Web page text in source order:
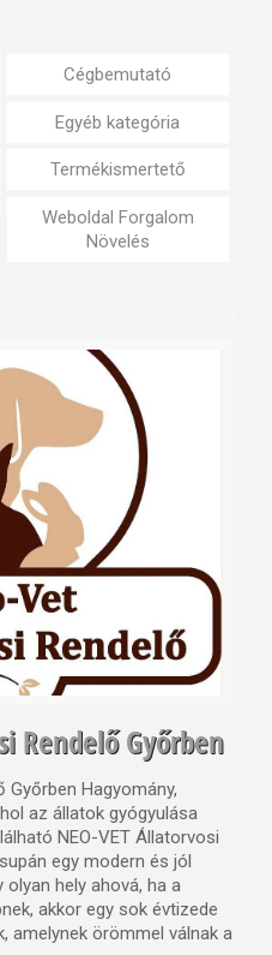
Cégbemutató
Egyéb kategória
Termékismertető
Weboldal Forgalom
Növelés
Rendelő Győrben
Győrben Hagyomány,
az állatok gyógyulása
NEO-VET Állatorvosi
egy modern és jól
hely ahová, ha a
akkor egy sok évtizede
amelynek örömmel válnak a